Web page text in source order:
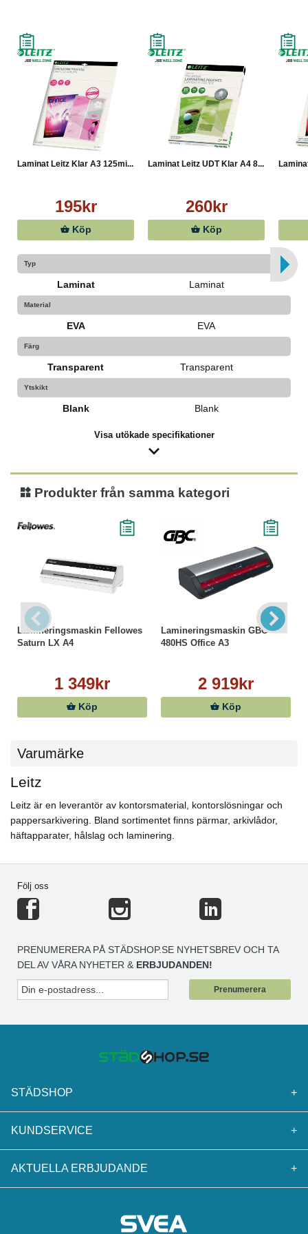
Övrig information:
● Skapa, anpassa eller skriv ut färdiga skyltar via Leitz
SignMaker
Laminat Leitz Klar A3 125mi...
195kr
Köp
Laminat Leitz UDT Klar A4 8...
260kr
Köp
Typ
Laminat Laminat
Material
EVA EVA
Färg
Transparent Transparent
Ytskikt
Blank Blank
Visa utökade specifikationer
Produkter från samma kategori
Lamineringsmaskin Fellowes
Saturn LX A4
1 349kr
Köp
Lamineringsmaskin GBC
480HS Office A3
2 919kr
Köp
Varumärke
Leitz
Leitz är en leverantör av kontorsmaterial, kontorslösningar och
pappersarkivering. Bland sortimentet finns pärmar, arkivlådor,
häftapparater, hålslag och laminering.
Följ oss
PRENUMERERA PÅ STÄDSHOP.SE NYHETSBREV OCH TA
DEL AV VÅRA NYHETER & ERBJUDANDEN!
Prenumerera
STÄDSHOP +
KUNDSERVICE +
AKTUELLA ERBJUDANDE +